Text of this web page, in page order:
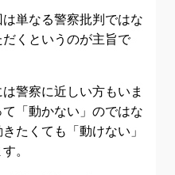
単なる警察批判ではな
くというのが主旨で
警察に近しい方もいま
「動かない」のではな
たくても「動けない」
。